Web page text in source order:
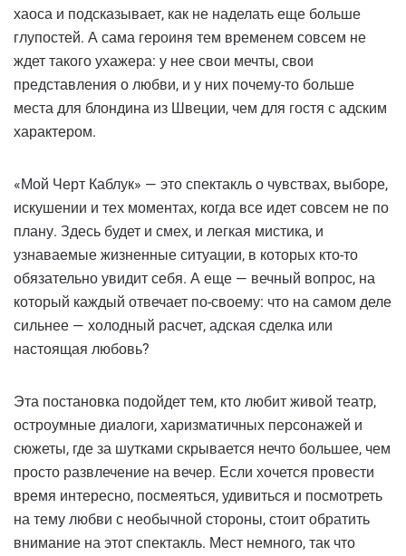
хаоса и подсказывает, как не наделать еще больше
глупостей. А сама героиня тем временем совсем не
ждет такого ухажера: у нее свои мечты, свои
представления о любви, и у них почему-то больше
места для блондина из Швеции, чем для гостя с адским
характером.
«Мой Черт Каблук» — это спектакль о чувствах, выборе,
искушении и тех моментах, когда все идет совсем не по
плану. Здесь будет и смех, и легкая мистика, и
узнаваемые жизненные ситуации, в которых кто-то
обязательно увидит себя. А еще — вечный вопрос, на
который каждый отвечает по-своему: что на самом деле
сильнее — холодный расчет, адская сделка или
настоящая любовь?
Эта постановка подойдет тем, кто любит живой театр,
остроумные диалоги, харизматичных персонажей и
сюжеты, где за шутками скрывается нечто большее, чем
просто развлечение на вечер. Если хочется провести
время интересно, посмеяться, удивиться и посмотреть
на тему любви с необычной стороны, стоит обратить
внимание на этот спектакль. Мест немного, так что